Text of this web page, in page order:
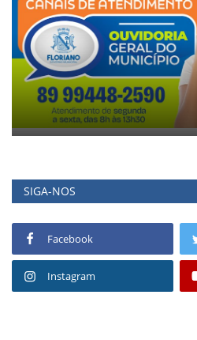
SIGA-NOS
Facebook
Instagram